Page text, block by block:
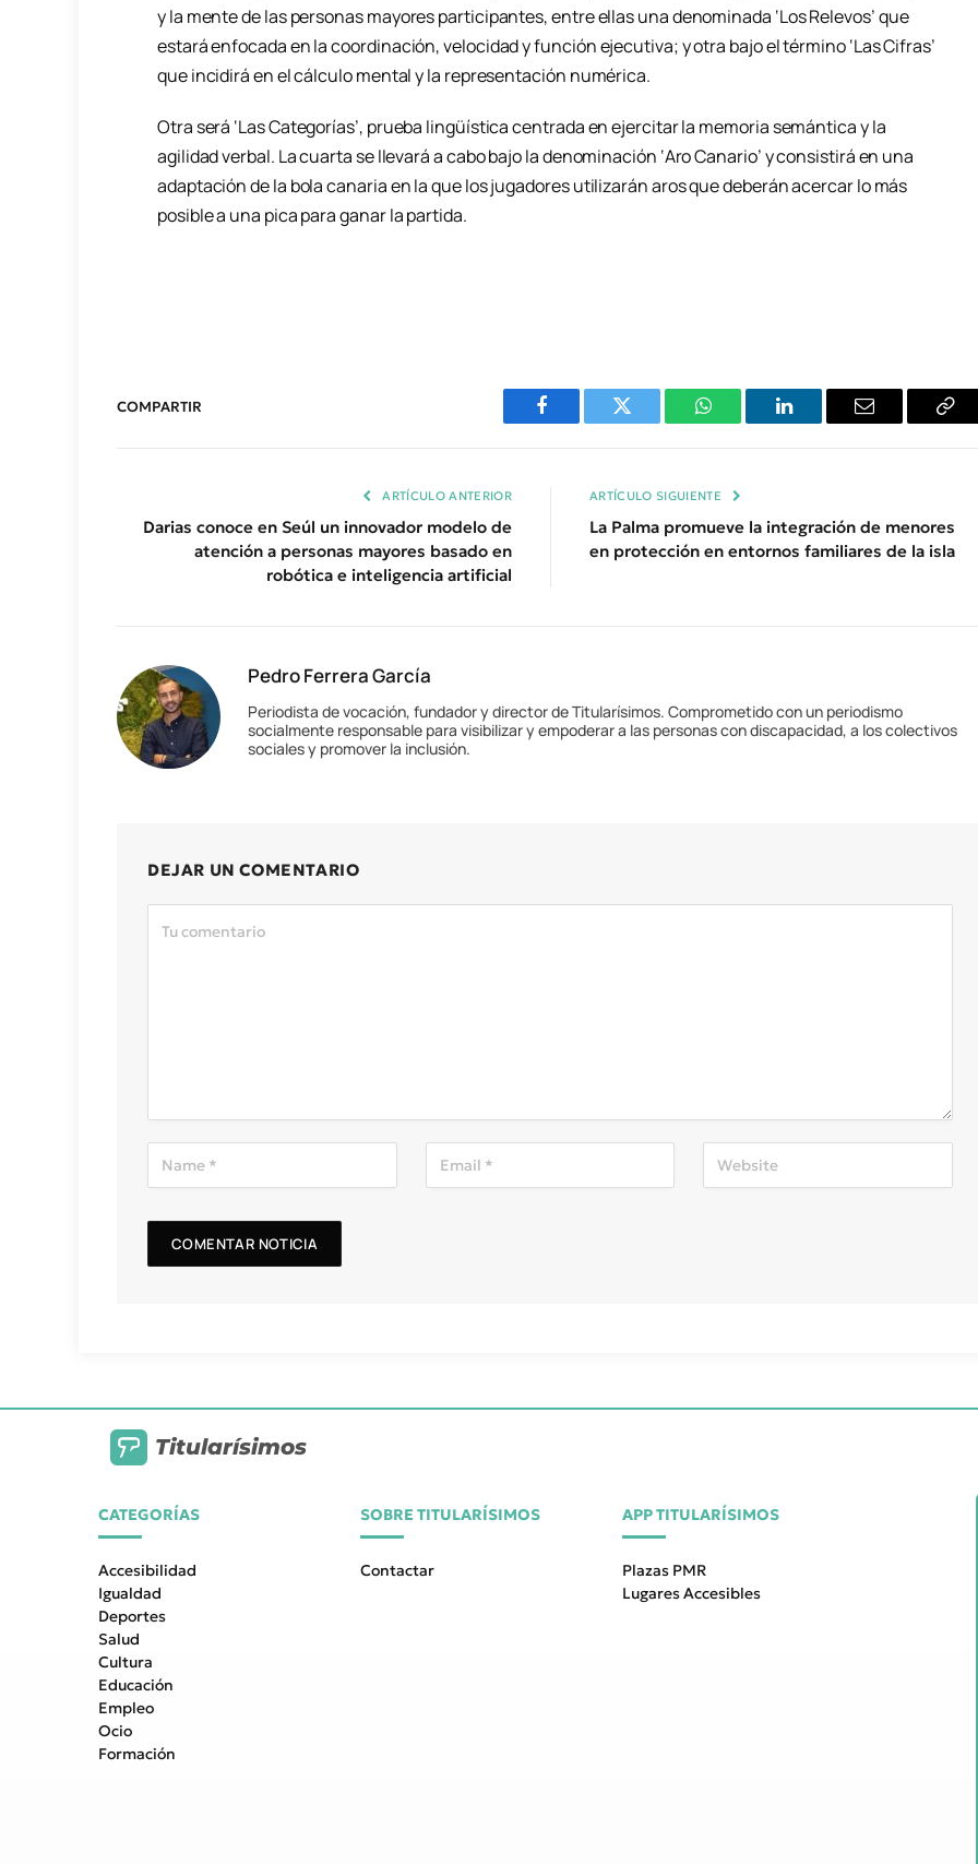
y la mente de las personas mayores participantes, entre ellas una denominada ‘Los Relevos’ que
estará enfocada en la coordinación, velocidad y función ejecutiva; y otra bajo el término ‘Las Cifras’
que incidirá en el cálculo mental y la representación numérica.
Otra será ‘Las Categorías’, prueba lingüística centrada en ejercitar la memoria semántica y la
agilidad verbal. La cuarta se llevará a cabo bajo la denominación ‘Aro Canario’ y consistirá en una
adaptación de la bola canaria en la que los jugadores utilizarán aros que deberán acercar lo más
posible a una pica para ganar la partida.
COMPARTIR
Facebook Twitter WhatsAppLinkedIn Email
ARTÍCULO ANTERIOR
Darias conoce en Seúl un innovador modelo de
atención a personas mayores basado en
robótica e inteligencia artificial
ARTÍCULO SIGUIENTE
La Palma promueve la integración de menores
en protección en entornos familiares de la isla
Pedro Ferrera García
Periodista de vocación, fundador y director de Titularísimos. Comprometido con un periodismo
socialmente responsable para visibilizar y empoderar a las personas con discapacidad, a los colectivos
sociales y promover la inclusión.
DEJAR UN COMENTARIO
Titularísimos
CATEGORÍAS
Accesibilidad
Igualdad
Deportes
Salud
Cultura
Educación
Empleo
Ocio
Formación
SOBRE TITULARÍSIMOS
Contactar
APP TITULARÍSIMOS
Plazas PMR
Lugares Accesibles